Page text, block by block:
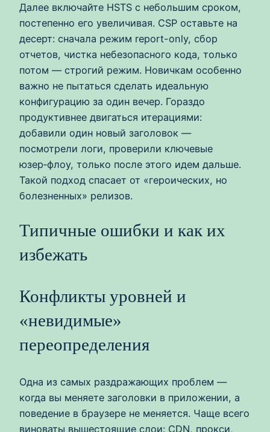
Далее включайте HSTS с небольшим сроком,
постепенно его увеличивая. CSP оставьте на
десерт: сначала режим report-only, сбор
отчетов, чистка небезопасного кода, только
потом — строгий режим. Новичкам особенно
важно не пытаться сделать идеальную
конфигурацию за один вечер. Гораздо
продуктивнее двигаться итерациями:
добавили один новый заголовок —
посмотрели логи, проверили ключевые
юзер‑флоу, только после этого идем дальше.
Такой подход спасает от «героических, но
болезненных» релизов.
Типичные ошибки и как их
избежать
Конфликты уровней и
«невидимые»
переопределения
Одна из самых раздражающих проблем —
когда вы меняете заголовки в приложении, а
поведение в браузере не меняется. Чаще всего
виноваты вышестоящие слои: CDN, прокси,